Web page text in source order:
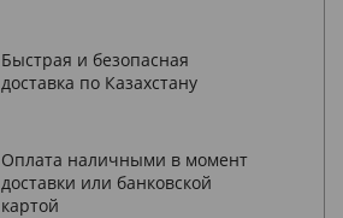
Быстрая и безопасная
доставка по Казахстану
Оплата наличными в момент
доставки или банковской
картой